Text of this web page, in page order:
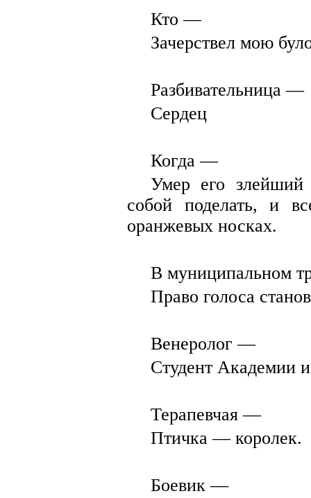
Кто —
Зачерствел мою
Разбивательница —
Сердец
Когда —
Умер его
собой поделать, и
оранжевых носках.
В муниципальном
Право голоса
Венеролог —
Студент Академии
Терапевчая —
Птичка — королек.
Боевик —